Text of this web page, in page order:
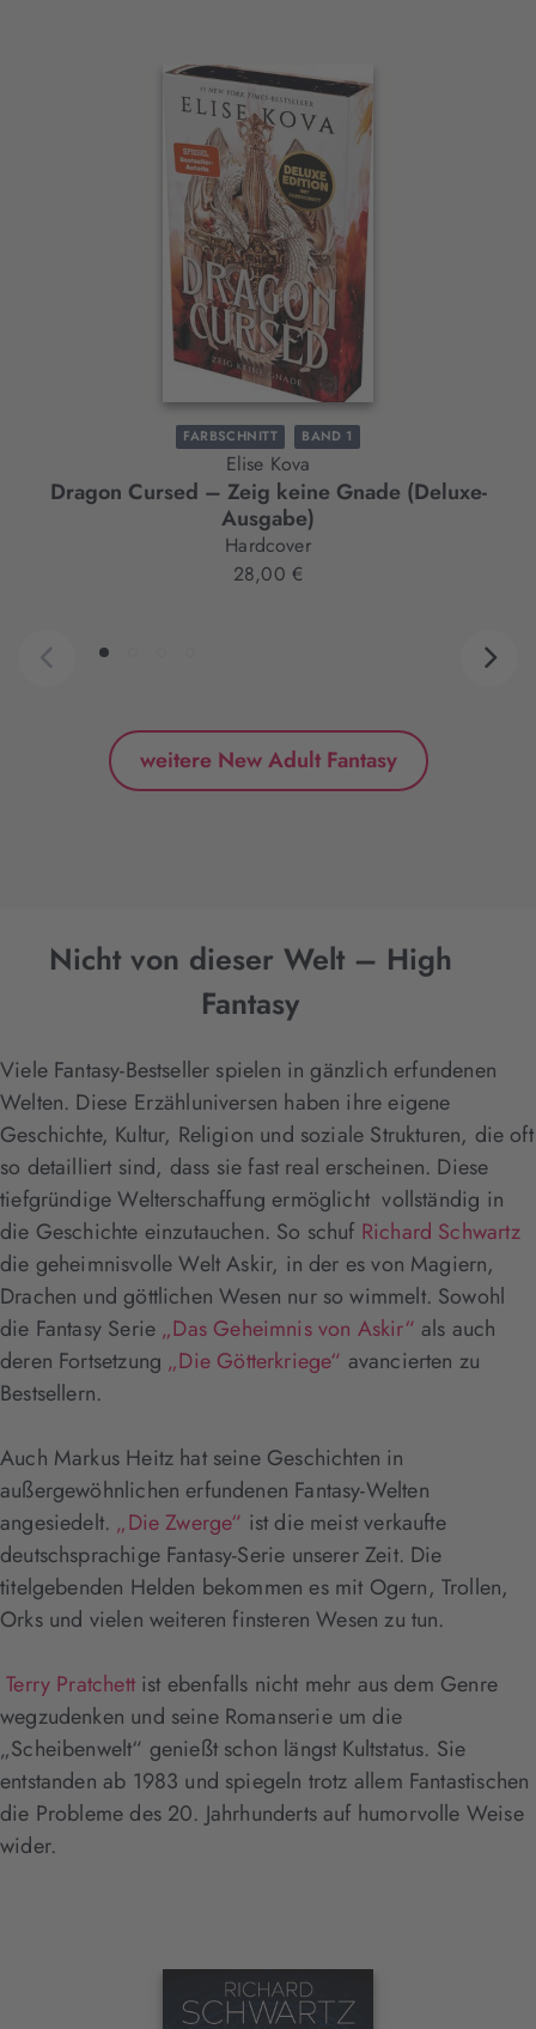
Interaktives
FARBSCHNITT BAND 1
Elise Kova
Dragon Cursed – Zeig keine Gnade (Deluxe-
Ausgabe)
Hardcover
28,00 €
weitere New Adult Fantasy
Nicht von dieser Welt – High
Fantasy
Viele Fantasy-Bestseller spielen in gänzlich erfundenen
Welten. Diese Erzähluniversen haben ihre eigene
Geschichte, Kultur, Religion und soziale Strukturen, die oft
so detailliert sind, dass sie fast real erscheinen. Diese
tiefgründige Welterschaffung ermöglicht vollständig in
die Geschichte einzutauchen. So schuf Richard Schwartz
die geheimnisvolle Welt Askir, in der es von Magiern,
Drachen und göttlichen Wesen nur so wimmelt. Sowohl
die Fantasy Serie „Das Geheimnis von Askir“ als auch
deren Fortsetzung „Die Götterkriege“ avancierten zu
Bestsellern.
Auch Markus Heitz hat seine Geschichten in
außergewöhnlichen erfundenen Fantasy-Welten
angesiedelt. „Die Zwerge“ ist die meist verkaufte
deutschsprachige Fantasy-Serie unserer Zeit. Die
titelgebenden Helden bekommen es mit Ogern, Trollen,
Orks und vielen weiteren finsteren Wesen zu tun.
Terry Pratchett ist ebenfalls nicht mehr aus dem Genre
wegzudenken und seine Romanserie um die
„Scheibenwelt“ genießt schon längst Kultstatus. Sie
entstanden ab 1983 und spiegeln trotz allem Fantastischen
die Probleme des 20. Jahrhunderts auf humorvolle Weise
wider.